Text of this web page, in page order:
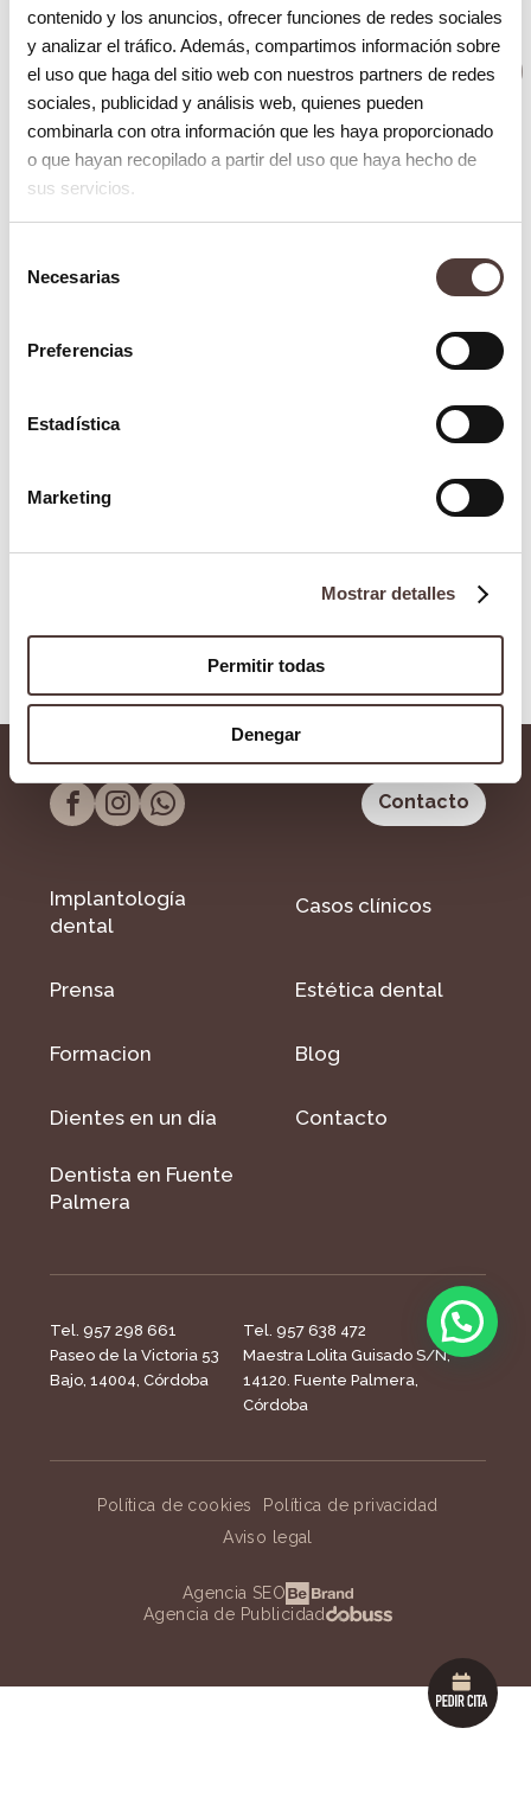
contenido y los anuncios, ofrecer funciones de redes sociales
y analizar el tráfico. Además, compartimos información sobre
el uso que haga del sitio web con nuestros partners de redes
sociales, publicidad y análisis web, quienes pueden
combinarla con otra información que les haya proporcionado
o que hayan recopilado a partir del uso que haya hecho de
sus servicios.
Necesarias
Preferencias
Estadística
Marketing
Mostrar detalles
Permitir todas
Denegar
La clínica
Contacto
Implantología
dental
Casos clínicos
Prensa Estética dental
Formacion Blog
Dientes en un día Contacto
Dentista en Fuente
Palmera
Tel. 957 298 661
Paseo de la Victoria 53
Bajo, 14004, Córdoba
Tel. 957 638 472
Maestra Lolita Guisado S/N,
14120. Fuente Palmera,
Córdoba
Política de cookies
Política de privacidad
Aviso legal
Agencia SEO
Agencia de Publicidad